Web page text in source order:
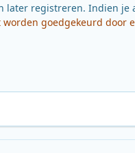
later registreren. Indien je
worden goedgekeurd door